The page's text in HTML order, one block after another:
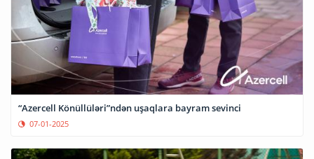
“Azercell Könüllüləri”ndən uşaqlara bayram sevinci
07-01-2025